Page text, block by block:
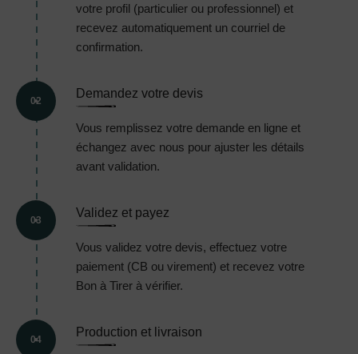
votre profil (particulier ou professionnel) et
recevez automatiquement un courriel de
confirmation.
02
Demandez votre devis
Vous remplissez votre demande en ligne et
échangez avec nous pour ajuster les détails
avant validation.
03
Validez et payez
Vous validez votre devis, effectuez votre
paiement (CB ou virement) et recevez votre
Bon à Tirer à vérifier.
04
Production et livraison